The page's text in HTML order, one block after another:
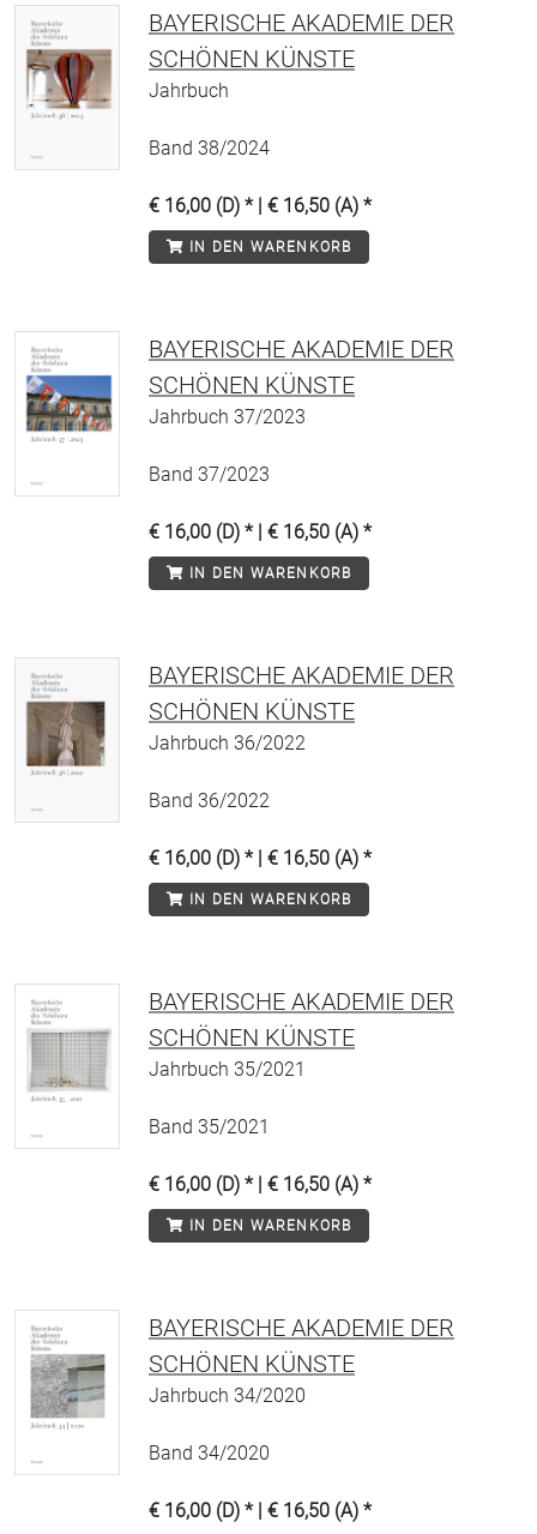
BAYERISCHE AKADEMIE DER
SCHÖNEN KÜNSTE
Jahrbuch
Band 38/2024
€ 16,00 (D) * | € 16,50 (A) *
IN DEN WARENKORB
BAYERISCHE AKADEMIE DER
SCHÖNEN KÜNSTE
Jahrbuch 37/2023
Band 37/2023
€ 16,00 (D) * | € 16,50 (A) *
IN DEN WARENKORB
BAYERISCHE AKADEMIE DER
SCHÖNEN KÜNSTE
Jahrbuch 36/2022
Band 36/2022
€ 16,00 (D) * | € 16,50 (A) *
IN DEN WARENKORB
BAYERISCHE AKADEMIE DER
SCHÖNEN KÜNSTE
Jahrbuch 35/2021
Band 35/2021
€ 16,00 (D) * | € 16,50 (A) *
IN DEN WARENKORB
BAYERISCHE AKADEMIE DER
SCHÖNEN KÜNSTE
Jahrbuch 34/2020
Band 34/2020
€ 16,00 (D) * | € 16,50 (A) *